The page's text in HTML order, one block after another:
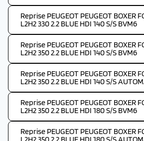
Reprise PEUGEOT PEUGEOT BOXER
L2H2 330 2.2 BLUE HDI 140 S/S BVM6
Reprise PEUGEOT PEUGEOT BOXER
L2H2 350 2.2 BLUE HDI 140 S/S BVM6
Reprise PEUGEOT PEUGEOT BOXER
L2H2 350 2.2 BLUE HDI 140 S/S
Reprise PEUGEOT PEUGEOT BOXER
L2H2 350 2.2 BLUE HDI 180 S/S BVM6
Reprise PEUGEOT PEUGEOT BOXER